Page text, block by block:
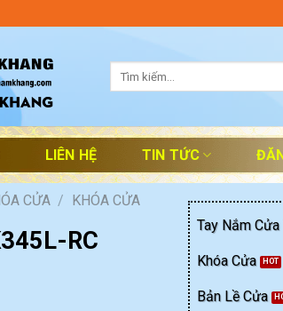
LIÊN HỆ TIN TỨC
CỬA / KHÓA CỬA
RC
Tay Nắm Cửa
Khóa Cửa
Bản Lề Cửa